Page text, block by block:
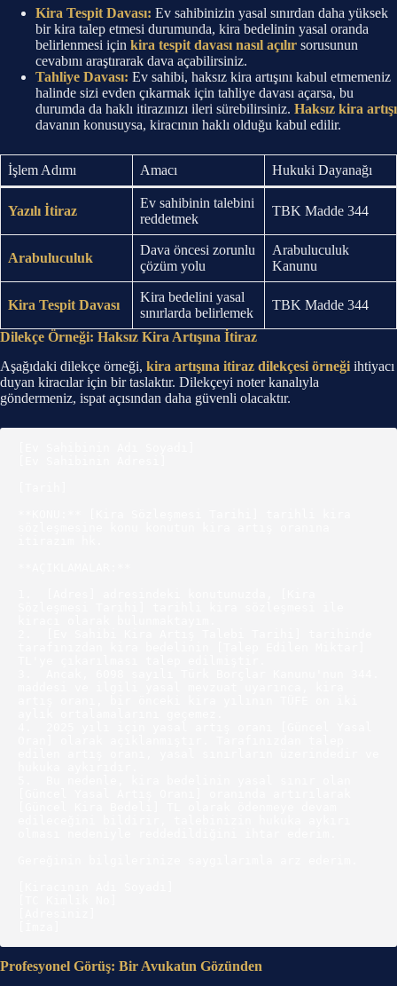
Kira Tespit Davası: Ev sahibinizin yasal sınırdan daha yüksek
bir kira talep etmesi durumunda, kira bedelinin yasal oranda
belirlenmesi için kira tespit davası nasıl açılır sorusunun
cevabını araştırarak dava açabilirsiniz.
Tahliye Davası: Ev sahibi, haksız kira artışını kabul etmemeniz
halinde sizi evden çıkarmak için tahliye davası açarsa, bu
durumda da haklı itirazınızı ileri sürebilirsiniz. Haksız kira artışı
davanın konusuysa, kiracının haklı olduğu kabul edilir.
İşlem Adımı Amacı Hukuki Dayanağı
Yazılı İtiraz
Ev sahibinin talebini
reddetmek
TBK Madde 344
Arabuluculuk
Dava öncesi zorunlu
çözüm yolu
Arabuluculuk
Kanunu
Kira Tespit Davası
Kira bedelini yasal
sınırlarda belirlemek
TBK Madde 344
Dilekçe Örneği: Haksız Kira Artışına İtiraz
Aşağıdaki dilekçe örneği, kira artışına itiraz dilekçesi örneği ihtiyacı
duyan kiracılar için bir taslaktır. Dilekçeyi noter kanalıyla
göndermeniz, ispat açısından daha güvenli olacaktır.
Profesyonel Görüş: Bir Avukatın Gözünden